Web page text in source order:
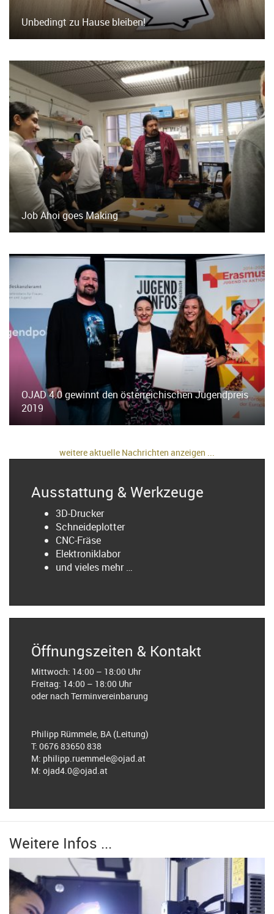
Unbedingt zu Hause bleiben!
Job Ahoi goes Making
OJAD 4.0 gewinnt den österreichischen Jugendpreis
2019
weitere aktuelle Nachrichten anzeigen ...
Ausstattung & Werkzeuge
3D-Drucker
Schneideplotter
CNC-Fräse
Elektroniklabor
und vieles mehr …
Öffnungszeiten & Kontakt
Mittwoch: 14:00 – 18:00 Uhr
Freitag: 14:00 – 18:00 Uhr
oder nach Terminvereinbarung
Philipp Rümmele, BA (Leitung)
T: 0676 83650 838
M: philipp.ruemmele@ojad.at
M: ojad4.0@ojad.at
Weitere Infos ...